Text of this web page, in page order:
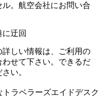
。航空会社にお問い合
迂回
しい情報は、ご利用の
せて下さい。できるだ
い。
ラベラーズエイドデスク